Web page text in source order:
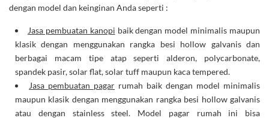
dengan model dan keinginan Anda seperti :
Jasa pembuatan kanopi baik dengan model minimalis maupun
klasik dengan menggunakan rangka besi hollow galvanis dan
berbagai macam tipe atap seperti alderon, polycarbonate,
spandek pasir, solar flat, solar tuff maupun kaca tempered.
Jasa pembuatan pagar rumah baik dengan model minimalis
maupun klasik dengan menggunakan rangka besi hollow galvanis
atau dengan stainless steel. Model pagar rumah ini bisa